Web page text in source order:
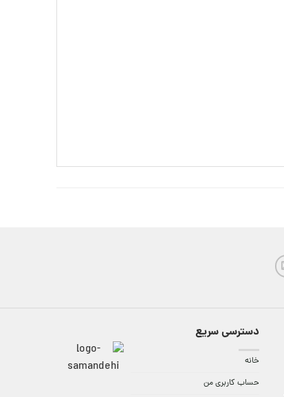
دسترسی سریع
خانه
حساب کاربری من